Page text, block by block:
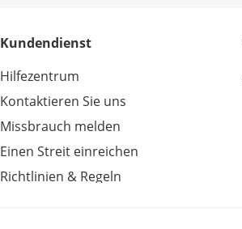
Kundendienst
Hilfezentrum
Kontaktieren Sie uns
Missbrauch melden
Einen Streit einreichen
Richtlinien & Regeln